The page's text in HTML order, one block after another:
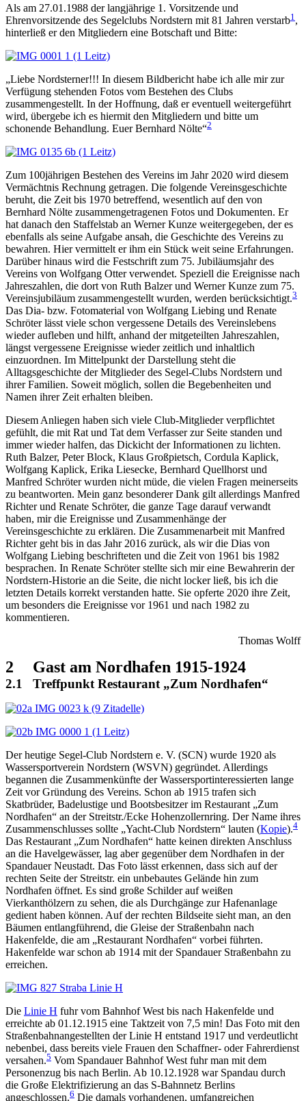
Als am 27.01.1988 der langjährige 1. Vorsitzende und
Ehrenvorsitzende des Segelclubs Nordstern mit 81 Jahren verstarb1 ,
hinterließ er den Mitgliedern eine Botschaft und Bitte:
„Liebe Nordsterner!!! In diesem Bildbericht habe ich alle mir zur
Verfügung stehenden Fotos vom Bestehen des Clubs
zusammengestellt. In der Hoffnung, daß er eventuell weitergeführt
wird, übergebe ich es hiermit den Mitgliedern und bitte um
schonende Behandlung. Euer Bernhard Nölte“2
Zum 100jährigen Bestehen des Vereins im Jahr 2020 wird diesem
Vermächtnis Rechnung getragen. Die folgende Vereinsgeschichte
beruht, die Zeit bis 1970 betreffend, wesentlich auf den von
Bernhard Nölte zusammengetragenen Fotos und Dokumenten. Er
hat danach den Staffelstab an Werner Kunze weitergegeben, der es
ebenfalls als seine Aufgabe ansah, die Geschichte des Vereins zu
bewahren. Hier vermittelt er ihm ein Stück weit seine Erfahrungen.
Darüber hinaus wird die Festschrift zum 75. Jubiläumsjahr des
Vereins von Wolfgang Otter verwendet. Speziell die Ereignisse nach
Jahreszahlen, die dort von Ruth Balzer und Werner Kunze zum 75.
Vereinsjubiläum zusammengestellt wurden, werden berücksichtigt.3
Das Dia- bzw. Fotomaterial von Wolfgang Liebing und Renate
Schröter lässt viele schon vergessene Details des Vereinslebens
wieder aufleben und hilft, anhand der mitgeteilten Jahreszahlen,
längst vergessene Ereignisse wieder zeitlich und inhaltlich
einzuordnen. Im Mittelpunkt der Darstellung steht die
Alltagsgeschichte der Mitglieder des Segel-Clubs Nordstern und
ihrer Familien. Soweit möglich, sollen die Begebenheiten und
Namen ihrer Zeit erhalten bleiben.
Diesem Anliegen haben sich viele Club-Mitglieder verpflichtet
gefühlt, die mit Rat und Tat dem Verfasser zur Seite standen und
immer wieder halfen, das Dickicht der Informationen zu lichten.
Ruth Balzer, Peter Block, Klaus Großpietsch, Cordula Kaplick,
Wolfgang Kaplick, Erika Liesecke, Bernhard Quellhorst und
Manfred Schröter wurden nicht müde, die vielen Fragen meinerseits
zu beantworten. Mein ganz besonderer Dank gilt allerdings Manfred
Richter und Renate Schröter, die ganze Tage darauf verwandt
haben, mir die Ereignisse und Zusammenhänge der
Vereinsgeschichte zu erklären. Die Zusammenarbeit mit Manfred
Richter geht bis in das Jahr 2016 zurück, als wir die Dias von
Wolfgang Liebing beschrifteten und die Zeit von 1961 bis 1982
besprachen. In Renate Schröter stellte sich mir eine Bewahrerin der
Nordstern-Historie an die Seite, die nicht locker ließ, bis ich die
letzten Details korrekt verstanden hatte. Sie opferte 2020 ihre Zeit,
um besonders die Ereignisse vor 1961 und nach 1982 zu
kommentieren.
Thomas Wolff
2 Gast am Nordhafen 1915-1924
2.1 Treffpunkt Restaurant „Zum Nordhafen“
Der heutige Segel-Club Nordstern e. V. (SCN) wurde 1920 als
Wassersportverein Nordstern (WSVN) gegründet. Allerdings
begannen die Zusammenkünfte der Wassersportinteressierten lange
Zeit vor Gründung des Vereins. Schon ab 1915 trafen sich
Skatbrüder, Badelustige und Bootsbesitzer im Restaurant „Zum
Nordhafen“ an der Streitstr./Ecke Hohenzollernring. Der Name ihres
Zusammenschlusses sollte „Yacht-Club Nordstern“ lauten (Kopie).4
Das Restaurant „Zum Nordhafen“ hatte keinen direkten Anschluss
an die Havelgewässer, lag aber gegenüber dem Nordhafen in der
Spandauer Neustadt. Das Foto lässt erkennen, dass sich auf der
rechten Seite der Streitstr. ein unbebautes Gelände hin zum
Nordhafen öffnet. Es sind große Schilder auf weißen
Vierkanthölzern zu sehen, die als Durchgänge zur Hafenanlage
gedient haben können. Auf der rechten Bildseite sieht man, an den
Bäumen entlangführend, die Gleise der Straßenbahn nach
Hakenfelde, die am „Restaurant Nordhafen“ vorbei führten.
Hakenfelde war schon ab 1914 mit der Spandauer Straßenbahn zu
erreichen.
Die Linie H fuhr vom Bahnhof West bis nach Hakenfelde und
erreichte ab 01.12.1915 eine Taktzeit von 7,5 min! Das Foto mit den
Straßenbahnangestellten der Linie H entstand 1917 und verdeutlicht
nebenbei, dass bereits viele Frauen den Schaffner- oder Fahrerdienst
versahen.5 Vom Spandauer Bahnhof West fuhr man mit dem
Personenzug bis nach Berlin. Ab 10.12.1928 war Spandau durch
die Große Elektrifizierung an das S-Bahnnetz Berlins
angeschlossen.6 Die damals vorhandenen, umfangreichen